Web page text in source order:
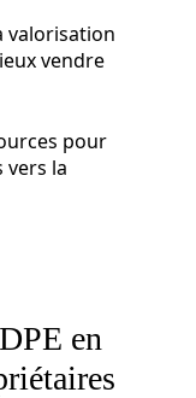
valorisation
vendre
pour
la
en